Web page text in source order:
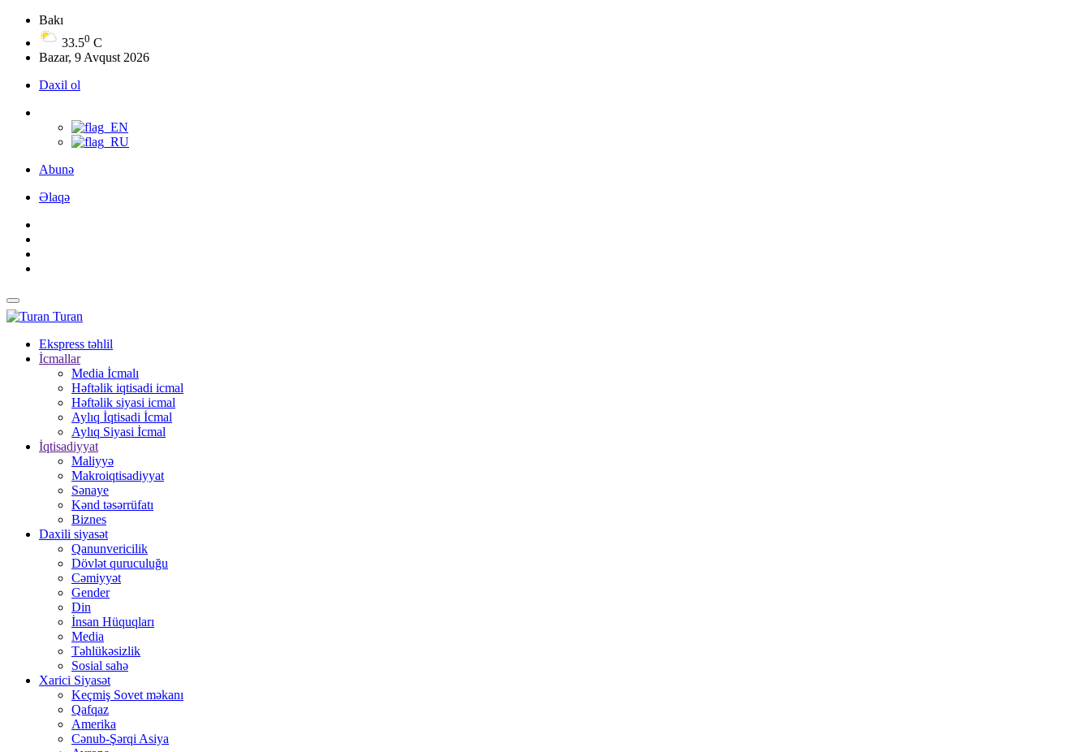
Bakı
33.50 C
Bazar, 9 Avqust 2026
Daxil ol
Abunə
Əlaqə
Turan
Ekspress təhlil
İcmallar
Media İcmalı
Həftəlik iqtisadi icmal
Həftəlik siyasi icmal
Aylıq İqtisadi İcmal
Aylıq Siyasi İcmal
İqtisadiyyat
Maliyyə
Makroiqtisadiyyat
Sənaye
Kənd təsərrüfatı
Biznes
Daxili siyasət
Qanunvericilik
Dövlət quruculuğu
Cəmiyyət
Gender
Din
İnsan Hüquqları
Media
Təhlükəsizlik
Sosial sahə
Xarici Siyasət
Keçmiş Sovet məkanı
Qafqaz
Amerika
Cənub-Şərqi Asiya